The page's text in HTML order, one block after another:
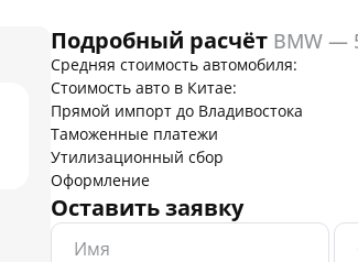
Подробный расчёт BMW —
Средняя стоимость автомобиля:
Стоимость авто в Китае:
Прямой импорт до Владивостока
Таможенные платежи
Утилизационный сбор
Оформление
Оставить заявку